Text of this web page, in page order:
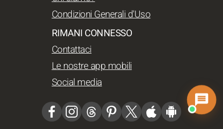
Condizioni Generali d'Uso
RIMANI CONNESSO
Contattaci
Le nostre app mobili
Social media